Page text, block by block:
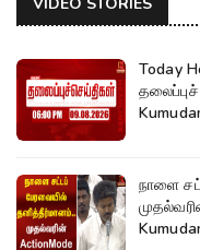
VIDEO STORIES
Today
நாளை